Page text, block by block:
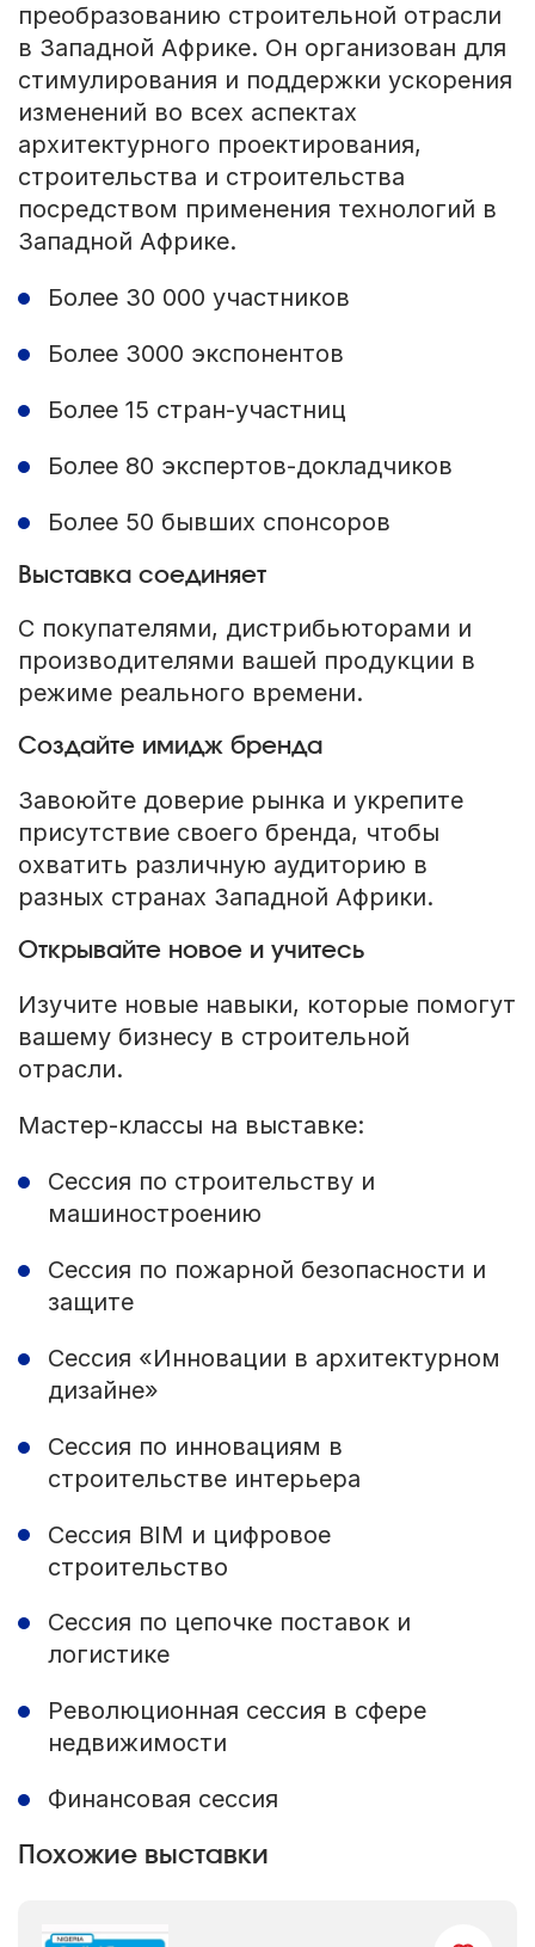
преобразованию строительной отрасли
в Западной Африке. Он организован для
стимулирования и поддержки ускорения
изменений во всех аспектах
архитектурного проектирования,
строительства и строительства
посредством применения технологий в
Западной Африке.
Более 30 000 участников
Более 3000 экспонентов
Более 15 стран-участниц
Более 80 экспертов-докладчиков
Более 50 бывших спонсоров
Выставка соединяет
С покупателями, дистрибьюторами и
производителями вашей продукции в
режиме реального времени.
Создайте имидж бренда
Завоюйте доверие рынка и укрепите
присутствие своего бренда, чтобы
охватить различную аудиторию в
разных странах Западной Африки.
Открывайте новое и учитесь
Изучите новые навыки, которые помогут
вашему бизнесу в строительной
отрасли.
Мастер-классы на выставке:
Сессия по строительству и
машиностроению
Сессия по пожарной безопасности и
защите
Сессия «Инновации в архитектурном
дизайне»
Сессия по инновациям в
строительстве интерьера
Сессия BIM и цифровое
строительство
Сессия по цепочке поставок и
логистике
Революционная сессия в сфере
недвижимости
Финансовая сессия
Похожие выставки